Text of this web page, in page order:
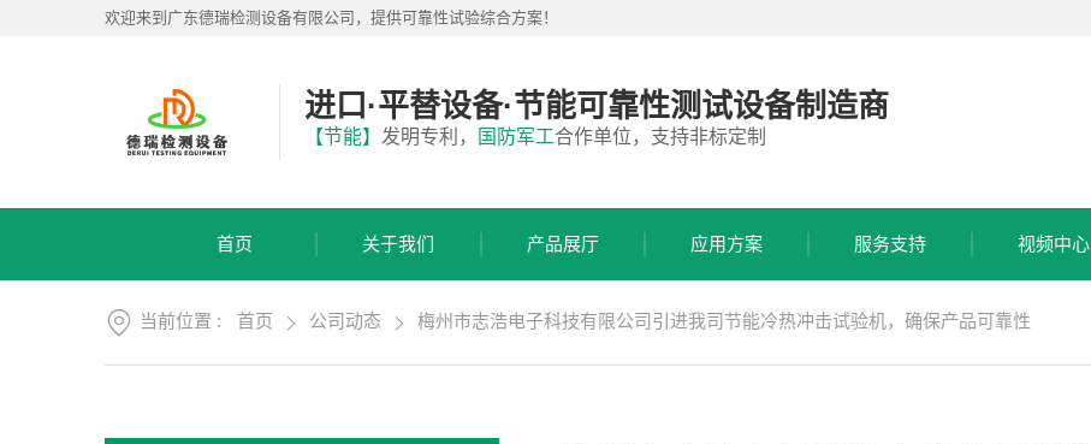
欢迎来到广东德瑞检测设备有限公司，提供可靠性试验综合方案！
进口·平替设备·节能可靠性测试设备制造商
【节能】 发明专利， 国防军工合作单位，支持非标定制
首页 关于我们 产品展厅 应用方案 服务支持 视频中心
厅
案
当前位置 : 首页 公司动态 梅州市志浩电子科技有限公司引进我司节能冷热冲击试验机，确保产品可靠性